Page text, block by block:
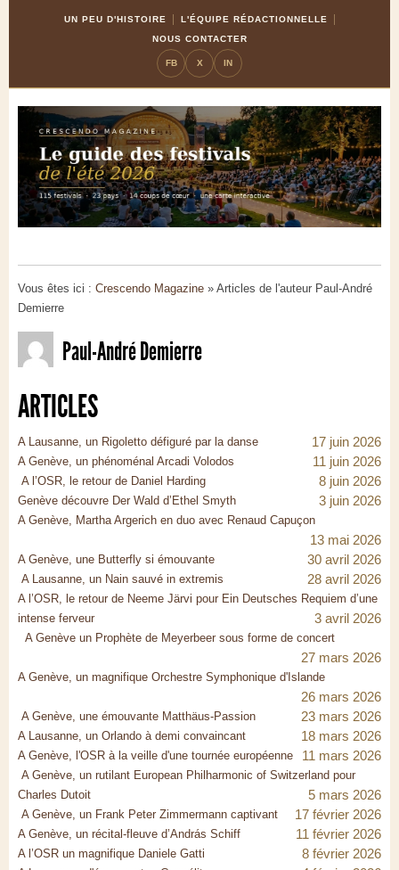
UN PEU D'HISTOIRE
L'ÉQUIPE RÉDACTIONNELLE
NOUS CONTACTER
FB X IN
Vous êtes ici : Crescendo Magazine » Articles de l'auteur Paul-André
Demierre
Paul-André Demierre
ARTICLES
A Lausanne, un Rigoletto défiguré par la danse 17 juin 2026
A Genève, un phénoménal Arcadi Volodos 11 juin 2026
A l’OSR, le retour de Daniel Harding 8 juin 2026
Genève découvre Der Wald d’Ethel Smyth 3 juin 2026
A Genève, Martha Argerich en duo avec Renaud Capuçon
13 mai 2026
A Genève, une Butterfly si émouvante 30 avril 2026
A Lausanne, un Nain sauvé in extremis 28 avril 2026
A l’OSR, le retour de Neeme Järvi pour Ein Deutsches Requiem d’une
intense ferveur
3 avril 2026
A Genève un Prophète de Meyerbeer sous forme de concert
27 mars 2026
A Genève, un magnifique Orchestre Symphonique d'Islande
26 mars 2026
A Genève, une émouvante Matthäus-Passion 23 mars 2026
A Lausanne, un Orlando à demi convaincant 18 mars 2026
A Genève, l'OSR à la veille d'une tournée européenne 11 mars 2026
A Genève, un rutilant European Philharmonic of Switzerland pour
Charles Dutoit
5 mars 2026
A Genève, un Frank Peter Zimmermann captivant 17 février 2026
A Genève, un récital-fleuve d’András Schiff 11 février 2026
A l’OSR un magnifique Daniele Gatti 8 février 2026